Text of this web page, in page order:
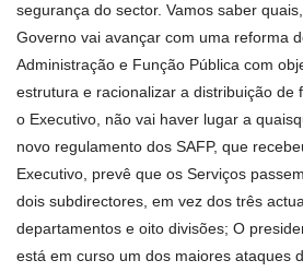
segurança do sector. Vamos saber
Governo vai avançar com uma reforma
Administração e Função Pública com
estrutura e racionalizar a distribuição de
o Executivo, não vai haver lugar a
novo regulamento dos SAFP, que
Executivo, prevê que os Serviços
dois subdirectores, em vez dos três
departamentos e oito divisões; O
está em curso um dos maiores ataques